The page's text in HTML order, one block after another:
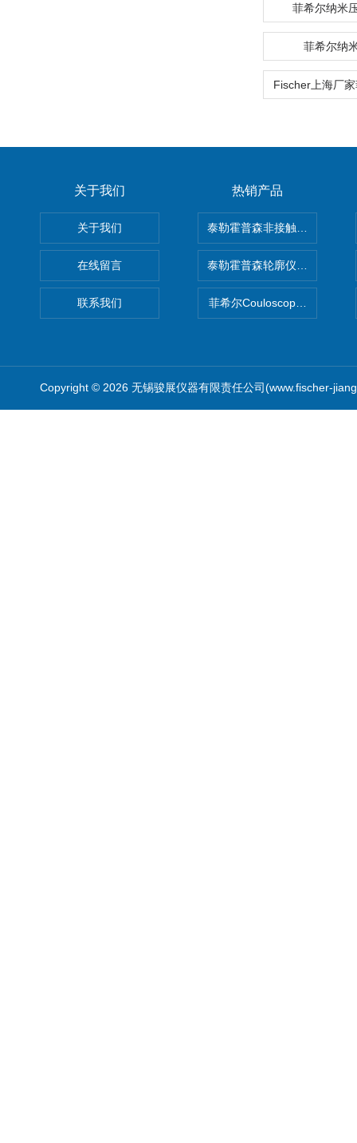
菲希尔纳米
菲希尔纳
关于我们
关于我们
在线留言
联系我们
热销产品
泰勒霍普森非接触式轮廓仪
泰勒霍普森轮廓仪|TAYLOR
菲希尔Couloscope CMS2电
Copyright © 2026 无锡骏展仪器有限责任公司(www.fischer-